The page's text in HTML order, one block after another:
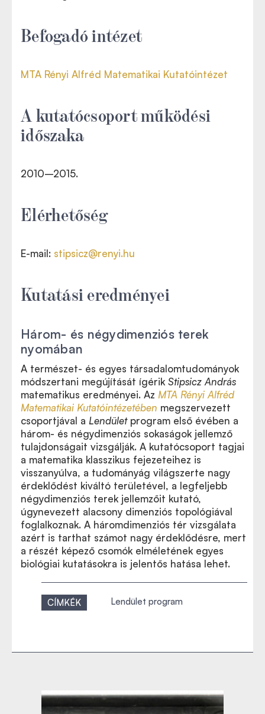
Befogadó intézet
MTA Rényi Alfréd Matematikai Kutatóintézet
A kutatócsoport működési
időszaka
2010–2015.
Elérhetőség
E-mail: stipsicz@renyi.hu
Kutatási eredményei
Három- és négydimenziós terek
nyomában
A természet- és egyes társadalomtudományok
módszertani megújítását ígérik Stipsicz András
matematikus eredményei. Az MTA Rényi Alfréd
Matematikai Kutatóintézetében megszervezett
csoportjával a Lendületprogram első évében a
három- és négydimenziós sokaságok jellemző
tulajdonságait vizsgálják. A kutatócsoport tagjai
a matematika klasszikus fejezeteihez is
visszanyúlva, a tudományág világszerte nagy
érdeklődést kiváltó területével, a legfeljebb
négydimenziós terek jellemzőit kutató,
úgynevezett alacsony dimenziós topológiával
foglalkoznak. A háromdimenziós tér vizsgálata
azért is tarthat számot nagy érdeklődésre, mert
a részét képező csomók elméletének egyes
biológiai kutatásokra is jelentős hatása lehet.
CÍMKÉK Lendület program